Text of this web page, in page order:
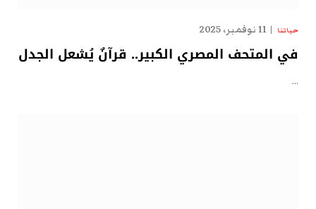
حياتنا 11 نوفمبر، 2025
في المتحف المصري الكبير.. قرآنٌ يُشعل الجدل
…